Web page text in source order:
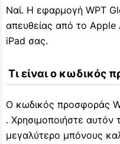
Ναί. Η εφαρμογή WPT
απευθείας από το
iPad σας.
Τι είναι ο κωδικός
Ο κωδικός προσφοράς
. Χρησιμοποιήστε αυτόν
μεγαλύτερο μπόνους